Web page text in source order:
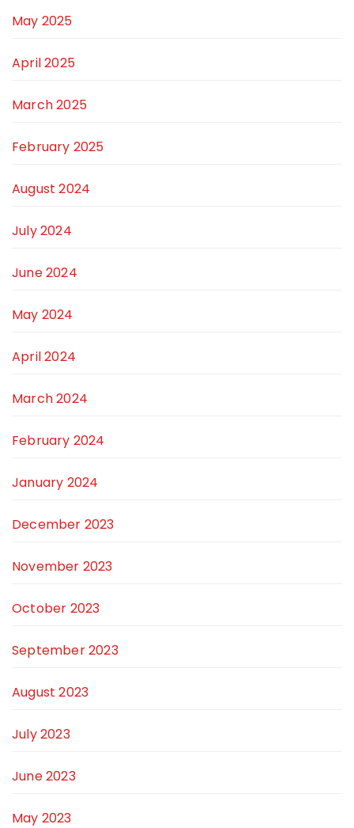
May 2025
April 2025
March 2025
February 2025
August 2024
July 2024
June 2024
May 2024
April 2024
March 2024
February 2024
January 2024
December 2023
November 2023
October 2023
September 2023
August 2023
July 2023
June 2023
May 2023